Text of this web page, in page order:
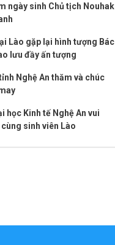
ngày sinh Chủ tịch Nouhak
Lào gặp lại hình tượng Bác
lưu đầy ấn tượng
Nghệ An thăm và chúc
học Kinh tế Nghệ An vui
cùng sinh viên Lào